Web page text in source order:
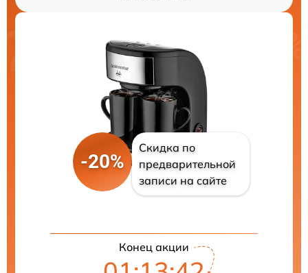
-20%
Скидка по
предварительной
записи на сайте
Конец акции